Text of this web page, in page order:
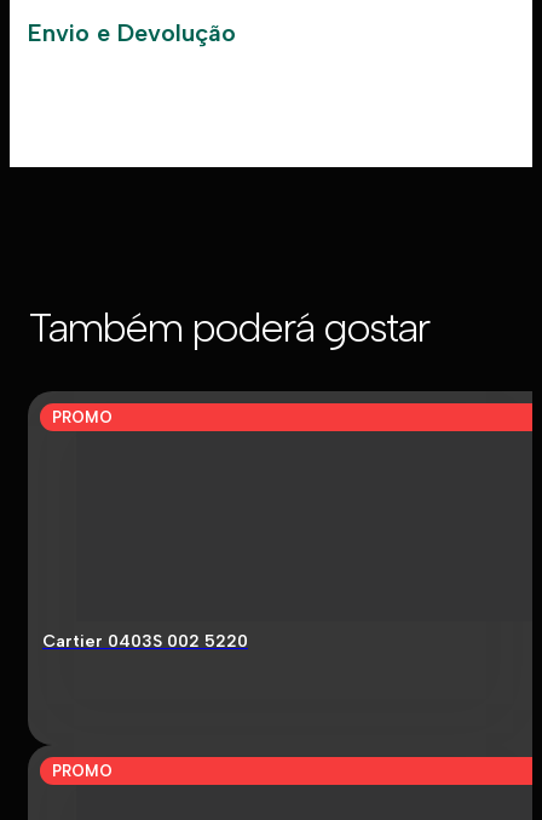
Envio e Devolução
Também poderá gostar
PROMO
Cartier 0403S 002 5220
PROMO